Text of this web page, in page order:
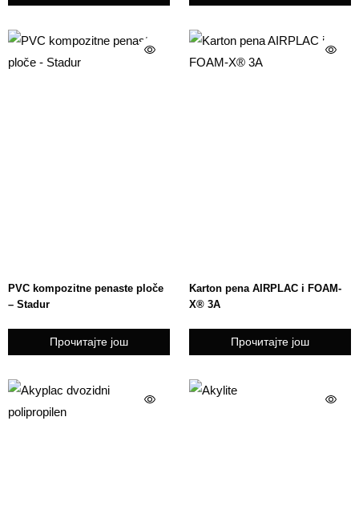
PVC kompozitne penaste ploče
– Stadur
Прочитајте још
Karton pena AIRPLAC i FOAM-
X® 3A
Прочитајте још